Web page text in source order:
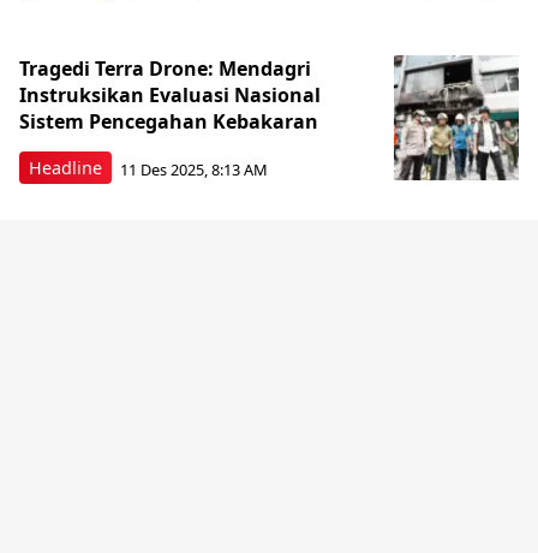
Headline
Tragedi Terra Drone: Mendagri
Instruksikan Evaluasi Nasional
Sistem Pencegahan Kebakaran
11 Des 2025, 8:13 AM